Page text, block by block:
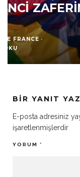
TOUR DE
LEMMEN
HABERLER
1 DAKIKADA OKU
BIR YANIT
E-posta adresiniz
işaretlenmişlerdir
YORUM *